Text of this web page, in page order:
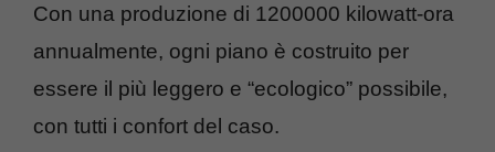
Con una produzione di 1200000 kilowatt-ora
annualmente, ogni piano è costruito per
essere il più leggero e “ecologico” possibile,
con tutti i confort del caso.